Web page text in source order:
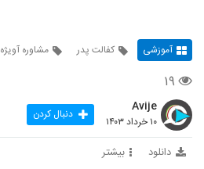
آموزشی کفالت پدر مشاوره آویژه
۱۹
Avije
۱۰ خرداد ۱۴۰۳ دنبال کردن
دانلود بیشتر